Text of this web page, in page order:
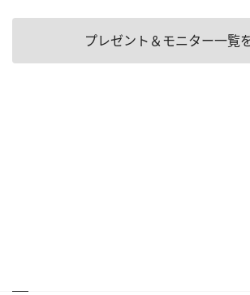
プレゼント＆モニター一覧